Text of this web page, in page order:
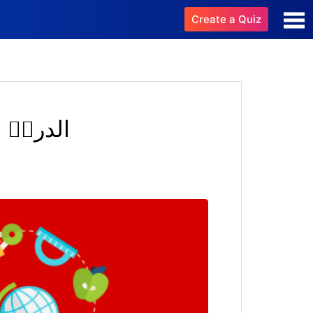
Create a Quiz